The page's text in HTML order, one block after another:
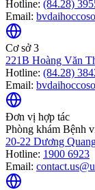
Hotline: (84.28)
Email:
Cơ sở 3
221B Hoàng Văn
Hotline: (84.28)
Email:
Đơn vị hợp tác
Phòng khám Bệnh
20-22 Dương
Hotline: 1900 6923
Email: